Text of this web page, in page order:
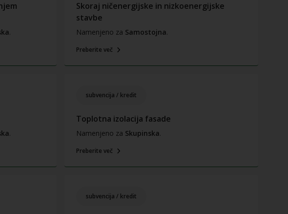
.
Skoraj ničenergijske in nizkoenergijske
stavbe
Namenjeno za Samostojna.
Preberite več
.
subvencija / kredit
Toplotna izolacija fasade
Namenjeno za Skupinska.
Preberite več
subvencija / kredit